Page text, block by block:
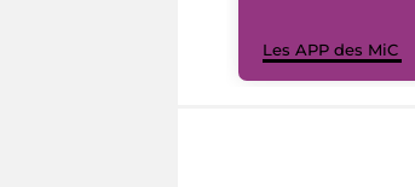
Les APP des MiC